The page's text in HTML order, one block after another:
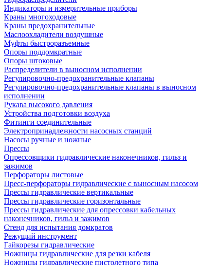
Индикаторы и измерительные приборы
Краны многоходовые
Краны предохранительные
Маслоохладители воздушные
Муфты быстроразъемные
Опоры поддомкратные
Опоры штоковые
Распределители в выносном исполнении
Регулировочно-предохранительные клапаны
Регулировочно-предохранительные клапаны в выносном
исполнении
Рукава высокого давления
Устройства подготовки воздуха
Фитинги соединительные
Электропринадлежности насосных станций
Насосы ручные и ножные
Прессы
Опрессовщики гидравлические наконечников, гильз и
зажимов
Перфораторы листовые
Пресс-перфораторы гидравлические с выносным насосом
Прессы гидравлические вертикальные
Прессы гидравлические горизонтальные
Прессы гидравлические для опрессовки кабельных
наконечников, гильз и зажимов
Стенд для испытания домкратов
Режущий инструмент
Гайкорезы гидравлические
Ножницы гидравлические для резки кабеля
Ножницы гидравлические пистолетного типа